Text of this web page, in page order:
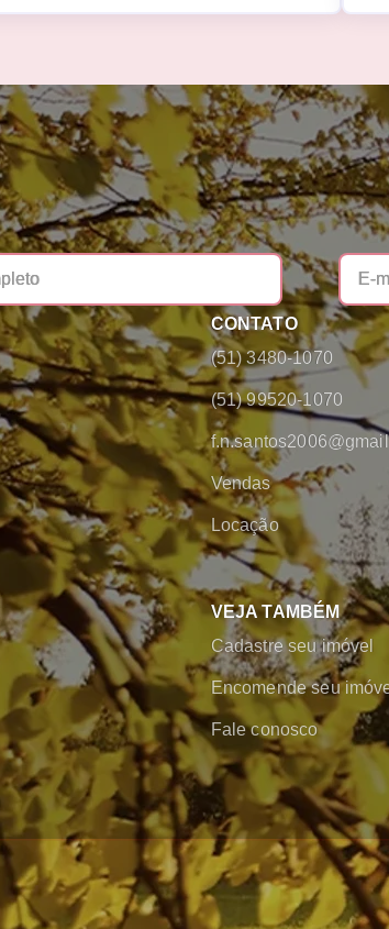
CONTATO
(51) 3480-1070
(51) 99520-1070
Vendas
Locação
VEJA TAMBÉM
Cadastre seu imóvel
Encomende seu
Fale conosco